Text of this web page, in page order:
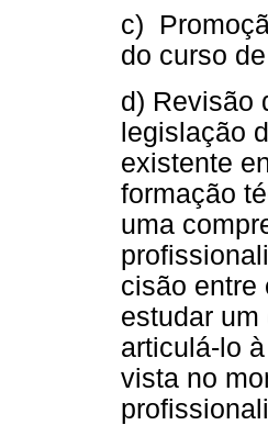
c)
do curso
d) Revisão
legislação
existente
formação
uma
cisão entre
estudar
articulá-lo
vista no